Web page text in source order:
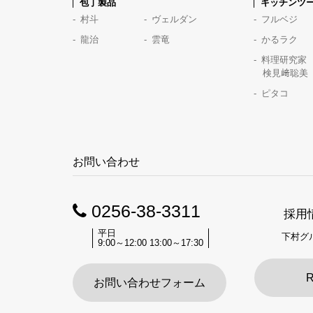
包丁製品
村斗
ヴェルダン
龍治
雲竜
キッチンツ
フルベジ
かるラク
料理研究家
検見﨑聡美
ピタコ
お問い合わせ
0256-38-3311
平日
9:00～12:00 13:00～17:30
お問い合わせフォーム
採用
下村グ